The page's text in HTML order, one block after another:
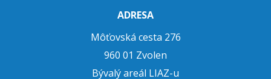
ADRESA
Môťovská cesta 276
960 01 Zvolen
Bývalý areál LIAZ-u